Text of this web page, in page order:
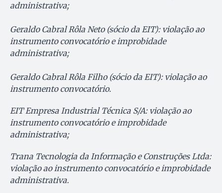
administrativa;
Geraldo Cabral Rôla Neto (sócio da EIT): violação ao
instrumento convocatório e improbidade
administrativa;
Geraldo Cabral Rôla Filho (sócio da EIT): violação ao
instrumento convocatório.
EIT Empresa Industrial Técnica S/A: violação ao
instrumento convocatório e improbidade
administrativa;
Trana Tecnologia da Informação e Construções Ltda:
violação ao instrumento convocatório e improbidade
administrativa.